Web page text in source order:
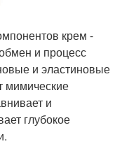
крем -
и процесс
и эластиновые
мимические
и
глубокое